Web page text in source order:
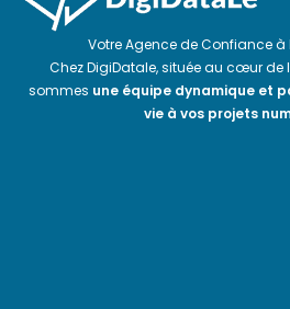
Votre Agence de Confiance à
Chez DigiDatale, située au cœur de
sommes une équipe dynamique et
vie à vos projets